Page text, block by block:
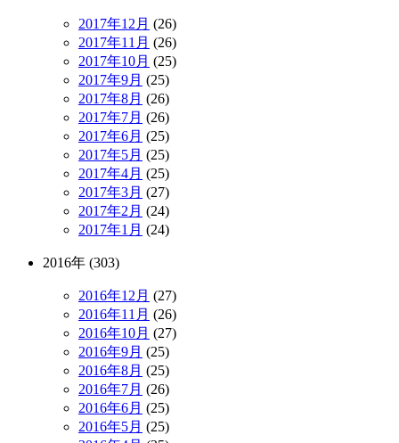
2017年12月 (26)
2017年11月 (26)
2017年10月 (25)
2017年9月 (25)
2017年8月 (26)
2017年7月 (26)
2017年6月 (25)
2017年5月 (25)
2017年4月 (25)
2017年3月 (27)
2017年2月 (24)
2017年1月 (24)
2016年 (303)
2016年12月 (27)
2016年11月 (26)
2016年10月 (27)
2016年9月 (25)
2016年8月 (25)
2016年7月 (26)
2016年6月 (25)
2016年5月 (25)